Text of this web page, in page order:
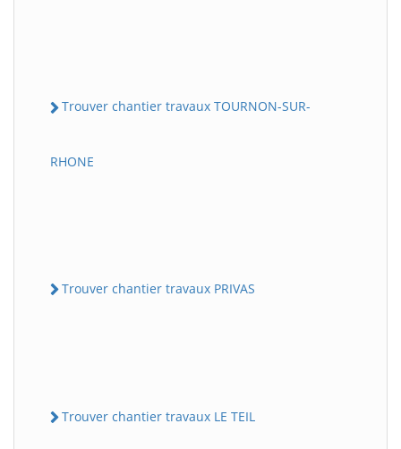
Trouver chantier travaux TOURNON-SUR-
RHONE
Trouver chantier travaux PRIVAS
Trouver chantier travaux LE TEIL